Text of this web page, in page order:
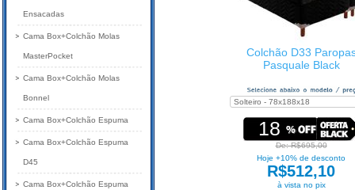
Colchão D33
Pasquale Black
18
De: R$695,00
Hoje +10% de desconto
R$512,10
à vista no pix
Ensacadas
Cama Box+Colchão Molas
MasterPocket
Cama Box+Colchão Molas
Bonnel
Cama Box+Colchão Espuma
Cama Box+Colchão Espuma
D45
Cama Box+Colchão Espuma